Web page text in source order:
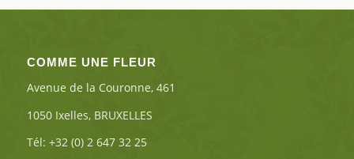
COMME UNE FLEUR
Avenue de la Couronne, 461
1050 Ixelles, BRUXELLES
Tél: +32 (0) 2 647 32 25